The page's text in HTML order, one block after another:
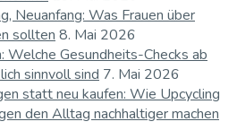
Neuanfang: Was Frauen über
sollten 8. Mai 2026
Welche Gesundheits-Checks ab
sinnvoll sind 7. Mai 2026
statt neu kaufen: Wie Upcycling
den Alltag nachhaltiger machen